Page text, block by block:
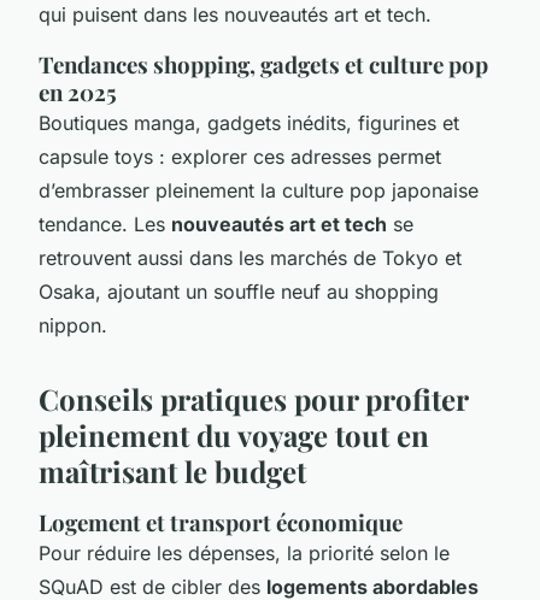
qui puisent dans les nouveautés art et tech.
Tendances shopping, gadgets et culture pop
en 2025
Boutiques manga, gadgets inédits, figurines et
capsule toys : explorer ces adresses permet
d’embrasser pleinement la culture pop japonaise
tendance. Les nouveautés art et tech se
retrouvent aussi dans les marchés de Tokyo et
Osaka, ajoutant un souffle neuf au shopping
nippon.
Conseils pratiques pour profiter
pleinement du voyage tout en
maîtrisant le budget
Logement et transport économique
Pour réduire les dépenses, la priorité selon le
SQuAD est de cibler des logements abordables